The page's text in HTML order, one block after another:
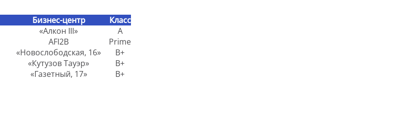
Бизнес-центр
Класс
«Алкон III»
А
AFI2B
Prime
«Новослободская, 16» B+
«Кутузов Тауэр»
В+
«Газетный, 17»
В+